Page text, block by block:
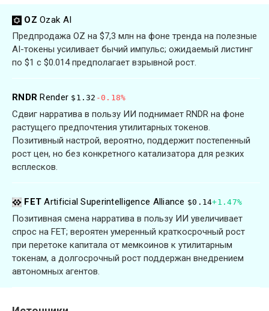
OZOzak AI
Предпродажа OZ на $7,3 млн на фоне тренда на полезные
AI-токены усиливает бычий импульс; ожидаемый листинг
по $1 с $0.014 предполагает взрывной рост.
RNDRRender $1.32 -0.18%
Сдвиг нарратива в пользу ИИ поднимает RNDR на фоне
растущего предпочтения утилитарных токенов.
Позитивный настрой, вероятно, поддержит постепенный
рост цен, но без конкретного катализатора для резких
всплесков.
FETArtificial Superintelligence Alliance $0.14+1.47%
Позитивная смена нарратива в пользу ИИ увеличивает
спрос на FET; вероятен умеренный краткосрочный рост
при перетоке капитала от мемкоинов к утилитарным
токенам, а долгосрочный рост поддержан внедрением
автономных агентов.